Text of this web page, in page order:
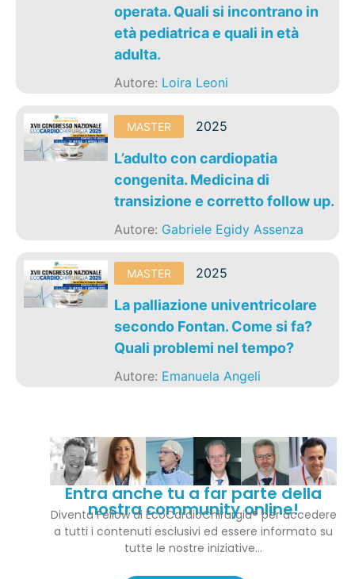
operata. Quali si incontrano in
età pediatrica e quali in età
adulta.
Autore: Loira Leoni
MASTER 2025
L’adulto con cardiopatia
congenita. Medicina di
transizione e corretto follow up.
Autore: Gabriele Egidy Assenza
MASTER 2025
La palliazione univentricolare
secondo Fontan. Come si fa?
Quali problemi nel tempo?
Autore: Emanuela Angeli
Entra anche tu a far parte della
nostra community online!
Diventa Fellow di EcoCardioChirurgia® per accedere
a tutti i contenuti esclusivi ed essere informato su
tutte le nostre iniziative…